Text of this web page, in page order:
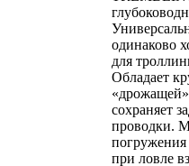
одинаково
для
Обладает
сохраняет
проводки.
при ловле